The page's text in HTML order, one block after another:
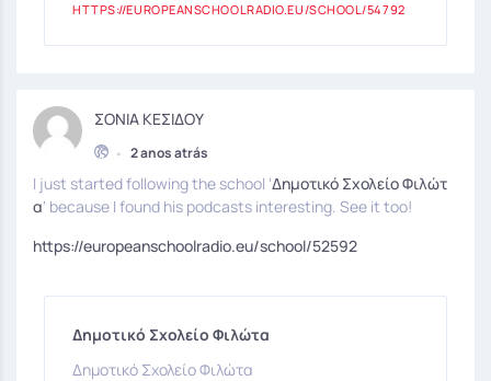
HTTPS://EUROPEANSCHOOLRADIO.EU/SCHOOL/54792
ΣΟΝΙΑ ΚΕΣΙΔΟΥ
• 2 anos atrás
I just started following the school ‘Δημοτικό Σχολείο Φιλώτ
α‘ because I found his podcasts interesting. See it too!
https://europeanschoolradio.eu/school/52592
Δημοτικό Σχολείο Φιλώτα
Δημοτικό Σχολείο Φιλώτα